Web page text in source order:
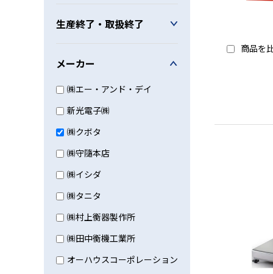
生産終了・取扱終了
メーカー
㈱エー・アンド・デイ
新光電子㈱
㈱クボタ
㈱守隨本店
㈱イシダ
㈱タニタ
㈱村上衡器製作所
㈱田中衡機工業所
オーハウスコーポレーション
商品を